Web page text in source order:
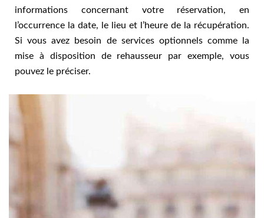
informations concernant votre réservation, en
l’occurrence la date, le lieu et l’heure de la récupération.
Si vous avez besoin de services optionnels comme la
mise à disposition de rehausseur par exemple, vous
pouvez le préciser.